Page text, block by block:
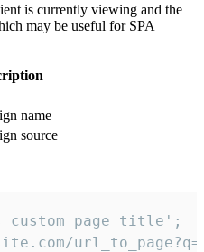
is currently viewing and the
may be useful for SPA
name
source
page title';